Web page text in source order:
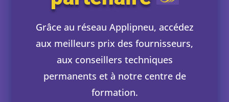
Grâce au réseau Applipneu, accédez
aux meilleurs prix des fournisseurs,
aux conseillers techniques
permanents et à notre centre de
formation.